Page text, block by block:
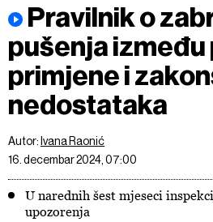
Pravilnik o
pušenja
primjene i
nedostataka
Autor: Ivana Raonić
16. decembar 2024, 07:00
U narednih šest mjeseci
upozorenja